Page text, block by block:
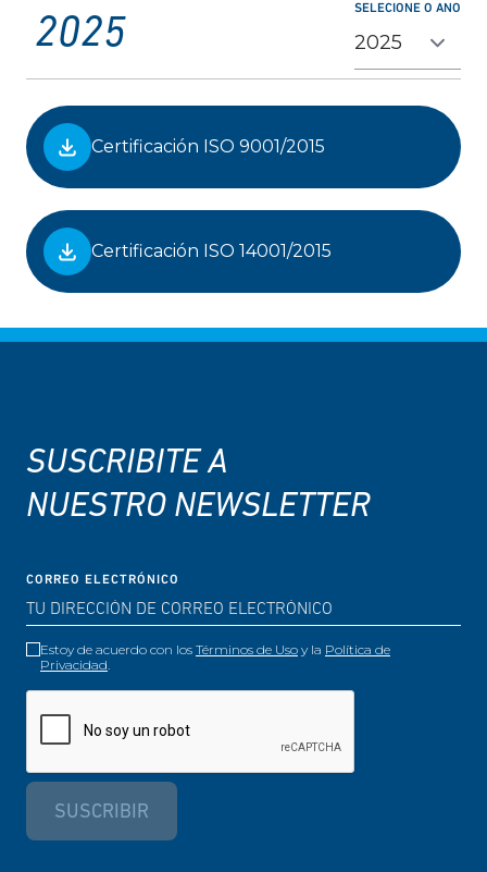
2025
SELECIONE O ANO
Certificación ISO 9001/2015
Certificación ISO 14001/2015
SUSCRIBITE A
NUESTRO NEWSLETTER
CORREO ELECTRÓNICO
Estoy de acuerdo con los Términos de Uso y la Política de
Privacidad
SUSCRIBIR